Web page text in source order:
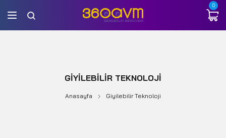
0
GIYILEBILIR TEKNOLOJI
Anasayfa Giyilebilir Teknoloji